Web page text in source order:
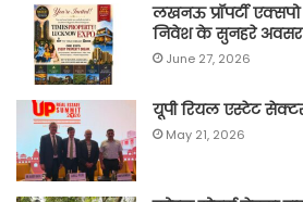
लखनऊ प्रॉपर्टी
निवेश के सुनहरे
June 27, 2026
यूपी रियल एस्टेट
May 21, 2026